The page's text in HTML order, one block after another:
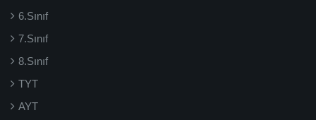
6.Sınıf
7.Sınıf
8.Sınıf
TYT
AYT